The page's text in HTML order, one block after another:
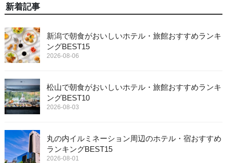
新着記事
新潟で朝食がおいしいホテル・旅館おすすめランキ
ングBEST15
2026-08-06
松山で朝食がおいしいホテル・旅館おすすめランキ
ングBEST10
2026-08-03
丸の内イルミネーション周辺のホテル・宿おすすめ
ランキングBEST15
2026-08-01